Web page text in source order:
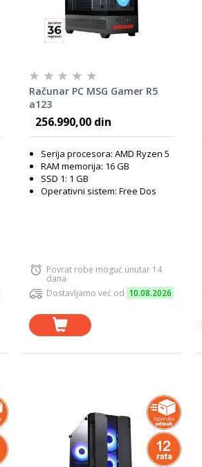
Računar PC MSG Gamer R5
a123
256.990,00 din
Serija procesora: AMD Ryzen 5
RAM memorija: 16 GB
SSD 1: 1 GB
Operativni sistem: Free Dos
Povrat robe moguć unutar 14
dana
Dostavljamo već od 10.08.2026